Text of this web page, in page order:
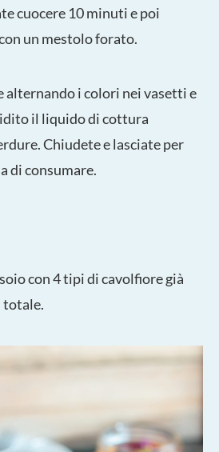
cuocere 10 minuti e poi
un mestolo forato.
alternando i colori nei vasetti e
il liquido di cottura
Chiudete e lasciate per
di consumare.
con 4 tipi di cavolfiore già
totale.